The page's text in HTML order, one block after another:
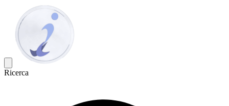
Ricerca